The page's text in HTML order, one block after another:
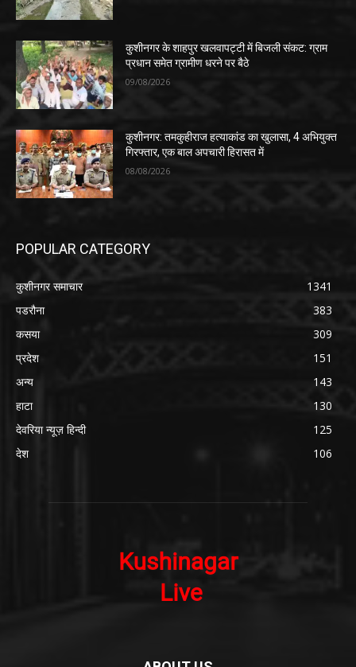
कुशीनगर के शाहपुर खलवापट्टी में बिजली संकट: ग्राम
प्रधान समेत ग्रामीण धरने पर बैठे
09/08/2026
कुशीनगर: तमकुहीराज हत्याकांड का खुलासा, 4 अभियुक्त
गिरफ्तार, एक बाल अपचारी हिरासत में
08/08/2026
POPULAR CATEGORY
कुशीनगर समाचार
1341
पडरौना
383
कसया
309
प्रदेश
151
अन्य
143
हाटा
130
देवरिया न्यूज़ हिन्दी
125
देश
106